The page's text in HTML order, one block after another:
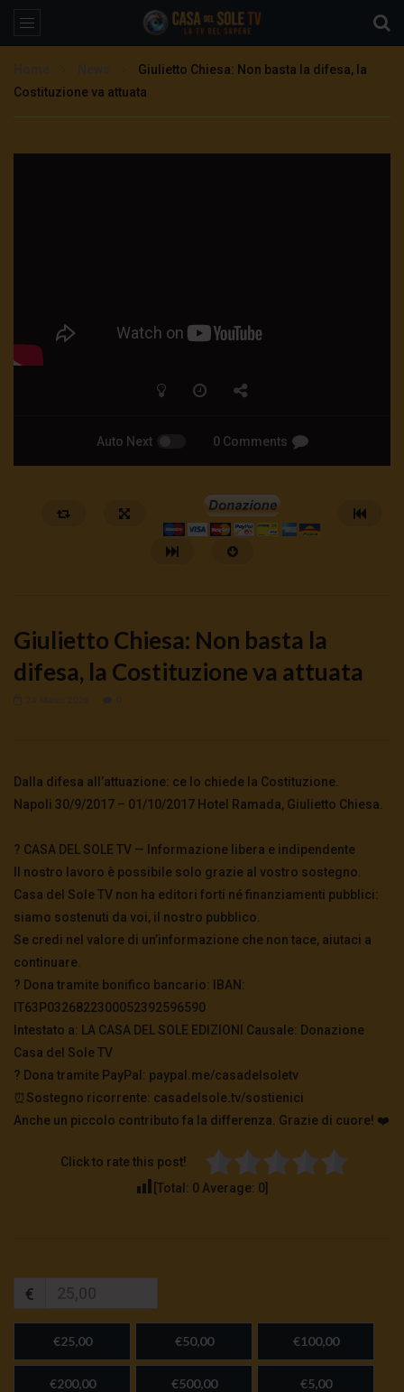
Giulietto Chiesa: Non basta la difesa, la
Costituzione va attuata
Auto Next 0 Comments
56 0
0
278
Giulietto Chiesa: Non basta la
difesa, la Costituzione va attuata
Dalla difesa all’attuazione: ce lo chiede la Costituzione.
Napoli 30/9/2017 – 01/10/2017 Hotel Ramada, Giulietto Chiesa.
? CASA DEL SOLE TV — Informazione libera e indipendente
Il nostro lavoro è possibile solo grazie al vostro sostegno.
Casa del Sole TV non ha editori forti né finanziamenti pubblici:
siamo sostenuti da voi, il nostro pubblico.
Se credi nel valore di un’informazione che non tace, aiutaci a
continuare.
? Dona tramite bonifico bancario: IBAN:
IT63P0326822300052392596590
Intestato a: LA CASA DEL SOLE EDIZIONI Causale: Donazione
Casa del Sole TV
?️ Dona tramite PayPal: paypal.me/casadelsoletv
⏰Sostegno ricorrente: casadelsole.tv/sostienici
Anche un piccolo contributo fa la differenza. Grazie di cuore! ❤️
Click to rate this post!
[Total: 0 Average: 0
€
€25,00 €50,00 €100,00
€200,00 €500,00 €5,00